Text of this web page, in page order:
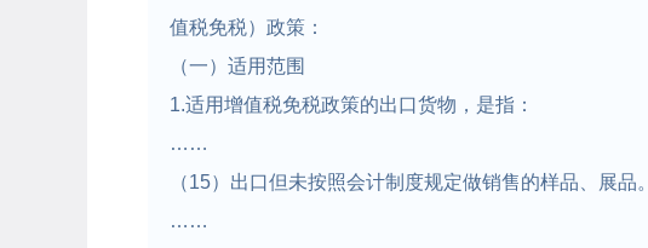
值税免税）政策：
（一）适用范围
1.适用增值税免税政策的出口货物，是指：
……
（15）出口但未按照会计制度规定做销售的样品、展品。
……